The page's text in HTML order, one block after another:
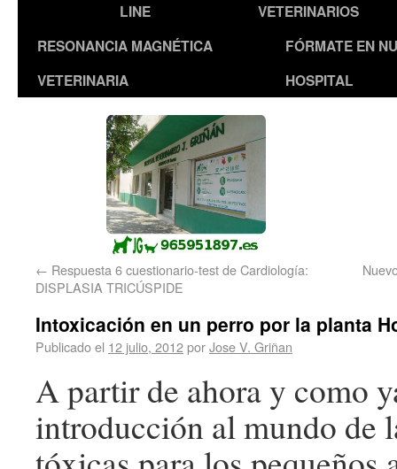
LINE
VETERINARIOS
RESONANCIA MAGNÉTICA
VETERINARIA
FÓRMATE EN
HOSPITAL
← Respuesta 6 cuestionario-test de Cardiología:
DISPLASIA TRICÚSPIDE
Intoxicación en un perro por la planta
Publicado el 12 julio, 2012porJose V. Griñan
A partir de ahora y como
introducción al mundo de